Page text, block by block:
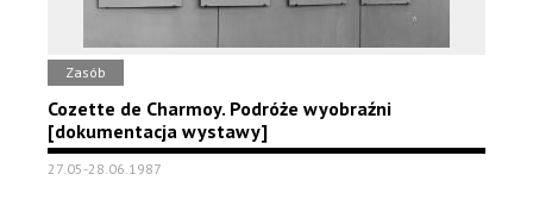
Zasób
Cozette de Charmoy. Podróże wyobraźni
[dokumentacja wystawy]
27.05-28.06.1987